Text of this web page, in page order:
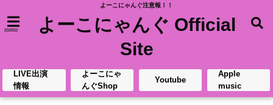
よーこにゃんぐ注意報！！
menu
よーこにゃんぐ Official
Site
LIVE出演
情報
よーこにゃ
んぐShop
Youtube
Apple
music